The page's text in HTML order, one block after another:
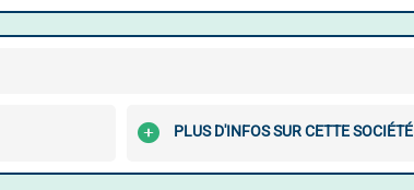
PLUS D'INFOS SUR CETTE SOCIÉTÉ